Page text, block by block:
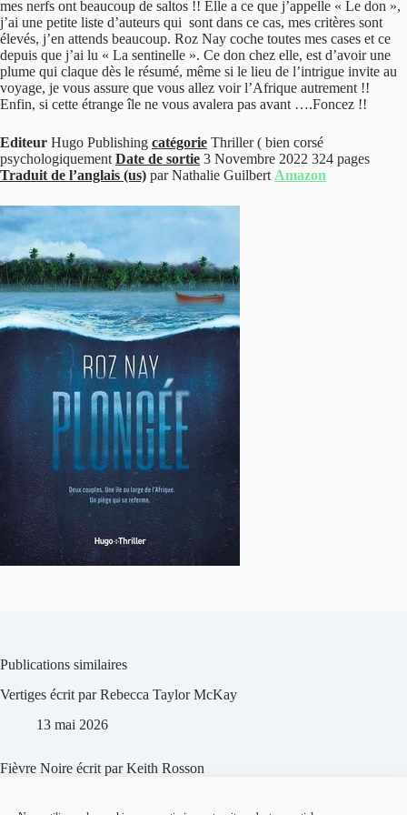
mes nerfs ont beaucoup de saltos !! Elle a ce que j’appelle « Le don »,
j’ai une petite liste d’auteurs qui sont dans ce cas, mes critères sont
élevés, j’en attends beaucoup. Roz Nay coche toutes mes cases et ce
depuis que j’ai lu « La sentinelle ». Ce don chez elle, est d’avoir une
plume qui claque dès le résumé, même si le lieu de l’intrigue invite au
voyage, je vous assure que vous allez voir l’Afrique autrement !!
Enfin, si cette étrange île ne vous avalera pas avant ….Foncez !!
Editeur Hugo Publishing catégorie Thriller ( bien corsé
psychologiquement Date de sortie 3 Novembre 2022 324 pages
Traduit de l’anglais (us) par Nathalie Guilbert Amazon
Publications similaires
Vertiges écrit par Rebecca Taylor McKay
13 mai 2026
Fièvre Noire écrit par Keith Rosson